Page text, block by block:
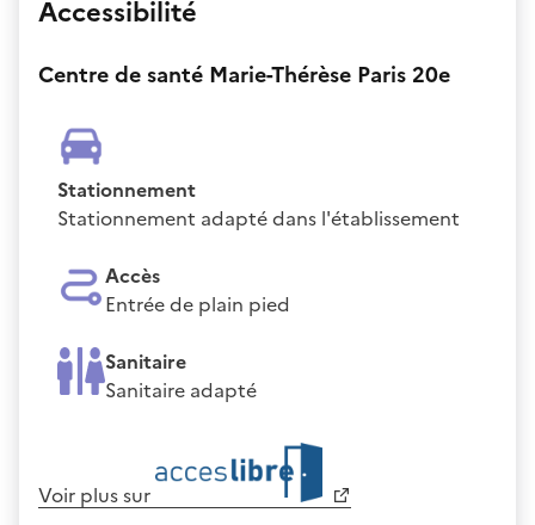
Accessibilité
Centre de santé Marie-Thérèse Paris 20e
Stationnement
Stationnement adapté dans l'établissement
Accès
Entrée de plain pied
Sanitaire
Sanitaire adapté
Voir plus sur